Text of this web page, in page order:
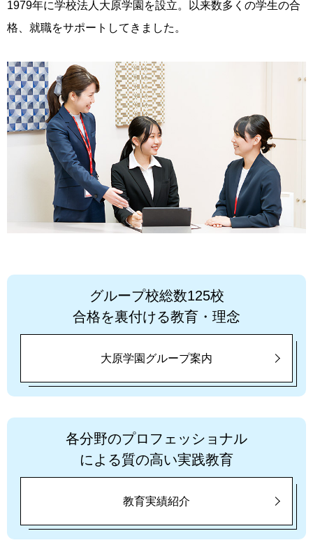
1979年に学校法人大原学園を設立。以来数多くの学生の合
格、就職をサポートしてきました。
グループ校総数125校
合格を裏付ける教育・理念
大原学園グループ案内
各分野のプロフェッショナル
による質の高い実践教育
教育実績紹介